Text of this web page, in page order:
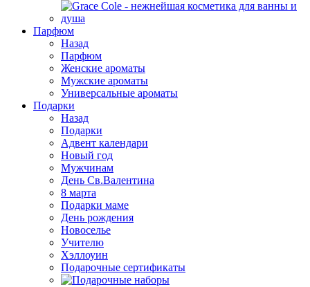
Парфюм
Назад
Парфюм
Женские ароматы
Мужские ароматы
Универсальные ароматы
Подарки
Назад
Подарки
Адвент календари
Новый год
Мужчинам
День Св.Валентина
8 марта
Подарки маме
День рождения
Новоселье
Учителю
Хэллоуин
Подарочные сертификаты